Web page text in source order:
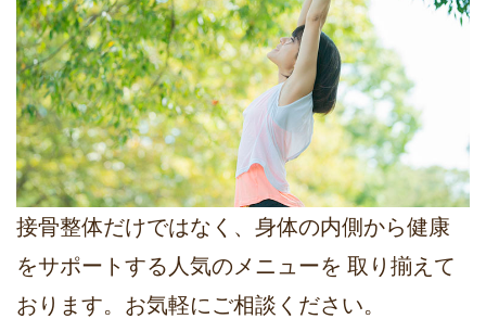
接骨整体だけではなく、身体の内側から健康
をサポートする人気のメニューを 取り揃えて
おります。お気軽にご相談ください。